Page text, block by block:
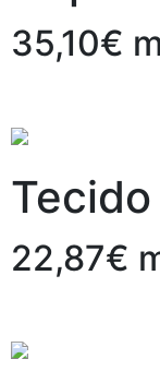
35,10€
22,87€